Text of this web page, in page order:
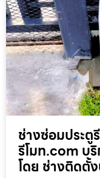
ช่างซ่อมประตู
รีโมท.com บ
โดย ช่างติดตั้